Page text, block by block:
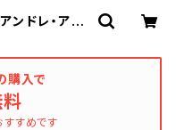
ドレ・アガ
入で
すすめです